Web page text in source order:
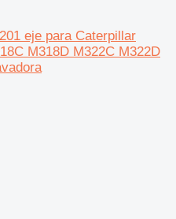
eje para Caterpillar
M318D M322C M322D